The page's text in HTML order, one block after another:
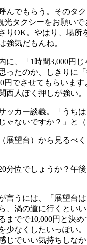
んでもらう。そのタク
光タクシーをお願い
りOK。やはり、場所
強気だもんね。
に、「1時間3,000円じ
ったのか、しきりに
円でさせてもらいます
西人ぽく押しが強い。
ッカー談義。「うち
ゃないですか？」と
展望台）から見るべく
分位でしょうか？午
言うには、「展望台
、渦の道に行くとい
までで10,000円と決め
少なくしたいっぽい
じでいい気持ちしなか